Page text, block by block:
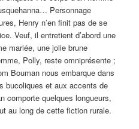
Personnage
Henry n’en finit pas de se
Veuf, il entretient d’abord une
mariée, une jolie brune
Polly, reste omniprésente ;
Bouman nous embarque dans
bucoliques et aux accents de
comporte quelques longueurs,
au long de cette fiction rurale.